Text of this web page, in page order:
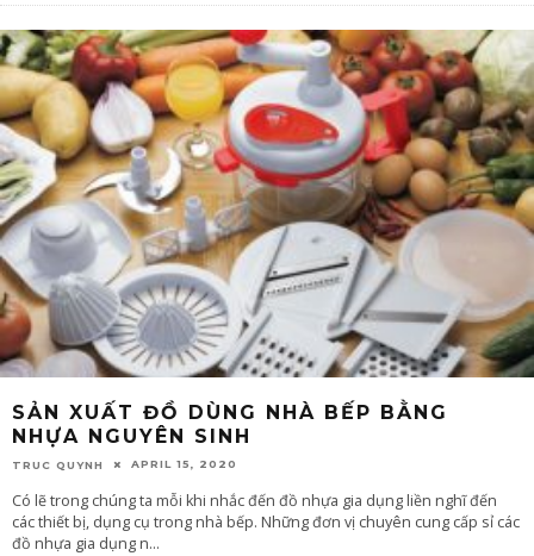
SẢN XUẤT ĐỒ DÙNG NHÀ BẾP BẰNG
NHỰA NGUYÊN SINH
TRUC QUYNH APRIL 15, 2020
Có lẽ trong chúng ta mỗi khi nhắc đến đồ nhựa gia dụng liền nghĩ đến
các thiết bị, dụng cụ trong nhà bếp. Những đơn vị chuyên cung cấp sỉ các
đồ nhựa gia dụng n...